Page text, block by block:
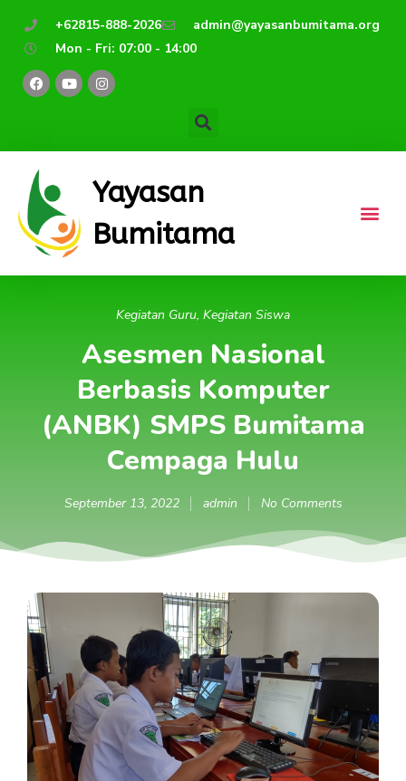
+62815-888-2026
admin@yayasanbumitama.org
Mon - Fri: 07:00 - 14:00
F
a
c
o
k
Y
o
u
e
I
n
s
r
m
Yayasan
Bumitama
Kegiatan Guru, Kegiatan Siswa
Asesmen Nasional
Berbasis Komputer
(ANBK) SMPS Bumitama
Cempaga Hulu
September 13, 2022 admin No Comments